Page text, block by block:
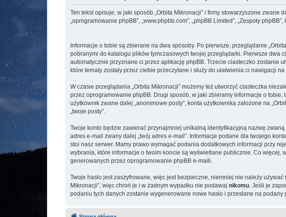
Ten tekst opisuje, w jaki sposób „Orbita Mikronacji” i firmy stowarzyszone zwane
„oprogramowanie phpBB”, „www.phpbb.com”, „phpBB Limited”, „Zespoły
Informacje o tobie są zbierane na dwa sposoby. Po pierwsze, przeglądanie
pobranymi do katalogu plików tymczasowych twojej przeglądarki. Pierwsze dwa
automatycznie przyznane ci przez aplikację phpBB. Trzecie ciasteczko zostanie
które tematy zostały przez ciebie przeczytane i służy do ułatwienia ci nawigacji na
W czasie przeglądania „Orbita Mikronacji” możemy też utworzyć ciasteczka
przez oprogramowanie phpBB. Drugi sposób, w jaki zbieramy informacje o
użytkownik zwane dalej „anonimowe posty”, konta użytkownika założone na
„twoje posty”.
Twoje konto będzie zawierać przynajmniej unikalną identyfikacyjną nazwę
adres e-mail zwany dalej „twój adres e-mail”. Informacje podane dla twojego
stoi nasz serwer. Mamy prawo wymagać podania dodatkowych informacji przy
wybrania, które informacje o twoim koncie są wyświetlane publicznie. Co więcej,
generowanych przez oprogramowanie phpBB e-maili.
Twoje hasło jest zaszyfrowane, więc jest bezpieczne, niemniej nie należy
Mikronacji”, więc chroń je i w żadnym wypadku nie podawaj nikomu. Jeśli je
podaniu tych danych zostanie wygenerowane nowe hasło i przesłane na